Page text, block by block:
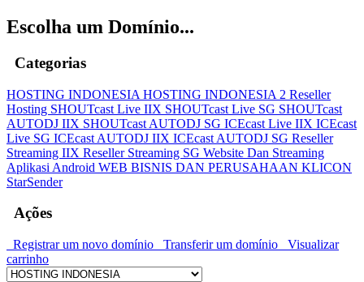
Escolha um Domínio...
Categorias
HOSTING INDONESIA HOSTING INDONESIA 2 Reseller
Hosting SHOUTcast Live IIX SHOUTcast Live SG SHOUTcast
AUTODJ IIX SHOUTcast AUTODJ SG ICEcast Live IIX ICEcast
Live SG ICEcast AUTODJ IIX ICEcast AUTODJ SG Reseller
Streaming IIX Reseller Streaming SG Website Dan Streaming
Aplikasi Android WEB BISNIS DAN PERUSAHAAN KLICON
StarSender
Ações
Registrar um novo domínio Transferir um domínio
Visualizar
carrinho